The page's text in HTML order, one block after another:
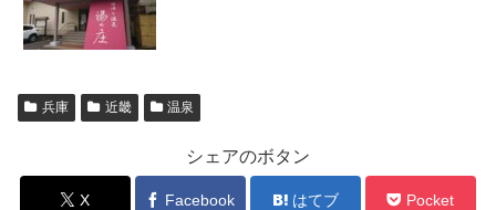
兵庫 近畿 温泉
シェアのボタン
X Facebook はてブ Pocket